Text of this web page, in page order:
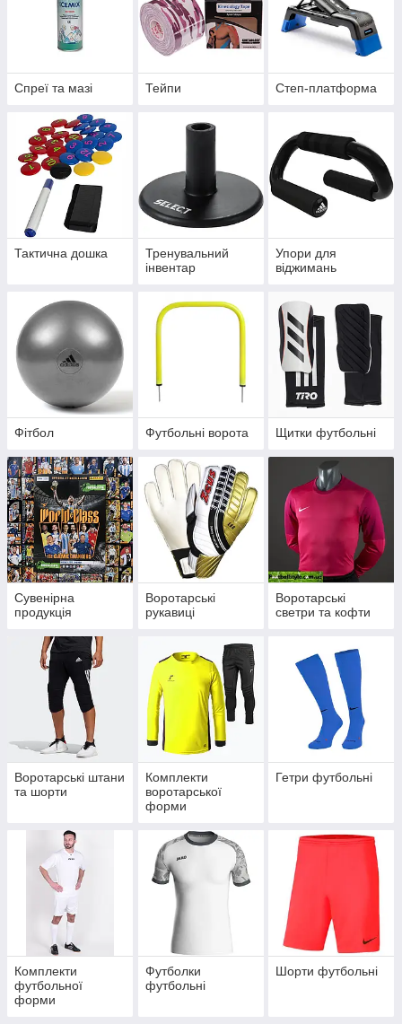
Спреї та мазі Тейпи Степ-платформа
Тактична дошка
Тренувальний
інвентар
Упори для
віджимань
Фітбол Футбольні ворота Щитки футбольні
Сувенірна
продукція
Воротарські
рукавиці
Воротарські
светри та кофти
Воротарські штани
та шорти
Комплекти
воротарської
форми
Гетри футбольні
Комплекти
футбольної
форми
Футболки
футбольні
Шорти футбольні